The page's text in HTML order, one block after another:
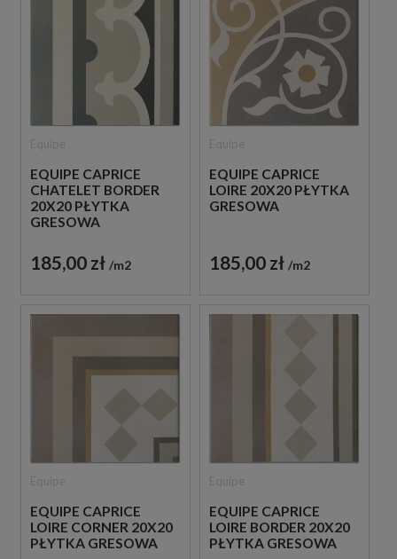
EQUIPE CAPRICE
CHATELET BORDER
20X20 PŁYTKA
GRESOWA
185,00 zł m2
EQUIPE CAPRICE
LOIRE 20X20 PŁYTKA
GRESOWA
185,00 zł m2
EQUIPE CAPRICE
LOIRE CORNER 20X20
PŁYTKA GRESOWA
EQUIPE CAPRICE
LOIRE BORDER 20X20
PŁYTKA GRESOWA